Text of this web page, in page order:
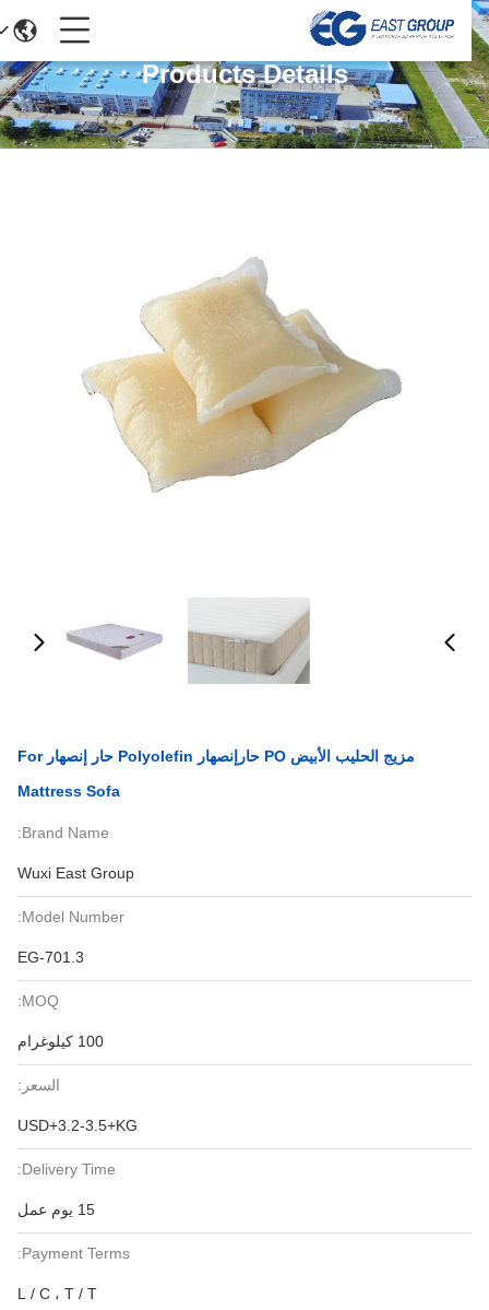
Products Details
مزيج الحليب الأبيض PO حارإنصهار Polyolefin حار إنصهار For
Mattress Sofa
Brand Name:
Wuxi East Group
Model Number:
EG-701.3
MOQ:
100 كيلوغرام
السعر:
USD+3.2-3.5+KG
Delivery Time:
15 يوم عمل
Payment Terms:
L / C ، T / T